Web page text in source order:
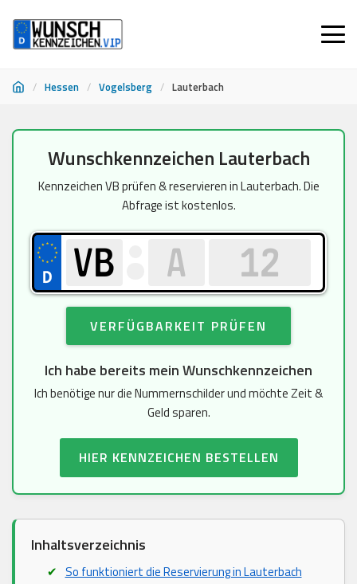
/ Hessen / Vogelsberg / Lauterbach
springen
Wunschkennzeichen Lauterbach
Kennzeichen VB prüfen & reservieren in Lauterbach. Die
Abfrage ist kostenlos.
VERFÜGBARKEIT PRÜFEN
Ich habe bereits mein Wunschkennzeichen
Ich benötige nur die Nummernschilder und möchte Zeit &
Geld sparen.
HIER KENNZEICHEN BESTELLEN
Inhaltsverzeichnis
So funktioniert die Reservierung in Lauterbach